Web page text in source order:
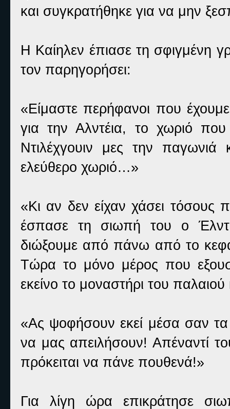
και συγκρατήθηκε για να μην
Η Καίηλεν έπιασε τη σφιγμένη
τον παρηγορήσει:
«Είμαστε περήφανοι που
για την Αλντέια, το χωριό που
Ντιλέχγουιν μες την
ελεύθερο χωριό…»
«Κι αν δεν είχαν χάσει τόσους
έσπασε τη σιωπή του ο
διώξουμε από πάνω από το
Τώρα το μόνο μέρος που
εκείνο το μοναστήρι του
«Ας ψοφήσουν εκεί μέσα σαν
να μας απειλήσουν! Απέναντί
πρόκειται να πάνε πουθενά!»
Για λίγη ώρα επικράτησε